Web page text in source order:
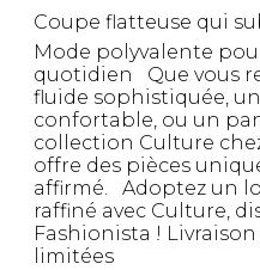
Coupe flatteuse qui
Mode polyvalente
quotidien Que vous
fluide sophistiquée,
confortable, ou un
collection Culture
offre des pièces
affirmé. Adoptez un
raffiné avec Culture,
Fashionista !
limitées